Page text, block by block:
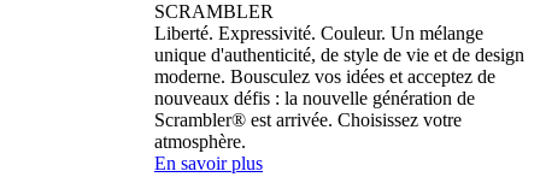
SCRAMBLER
Liberté. Expressivité. Couleur. Un mélange
unique d'authenticité, de style de vie et de design
moderne. Bousculez vos idées et acceptez de
nouveaux défis : la nouvelle génération de
Scrambler® est arrivée. Choisissez votre
atmosphère.
En savoir plus